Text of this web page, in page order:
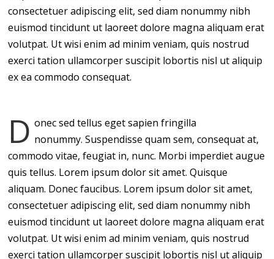
consectetuer adipiscing elit, sed diam nonummy nibh
euismod tincidunt ut laoreet dolore magna aliquam erat
volutpat. Ut wisi enim ad minim veniam, quis nostrud
exerci tation ullamcorper suscipit lobortis nisl ut aliquip
ex ea commodo consequat.
D onec sed tellus eget sapien fringilla
nonummy. Suspendisse quam sem, consequat at,
commodo vitae, feugiat in, nunc. Morbi imperdiet augue
quis tellus. Lorem ipsum dolor sit amet. Quisque
aliquam. Donec faucibus. Lorem ipsum dolor sit amet,
consectetuer adipiscing elit, sed diam nonummy nibh
euismod tincidunt ut laoreet dolore magna aliquam erat
volutpat. Ut wisi enim ad minim veniam, quis nostrud
exerci tation ullamcorper suscipit lobortis nisl ut aliquip